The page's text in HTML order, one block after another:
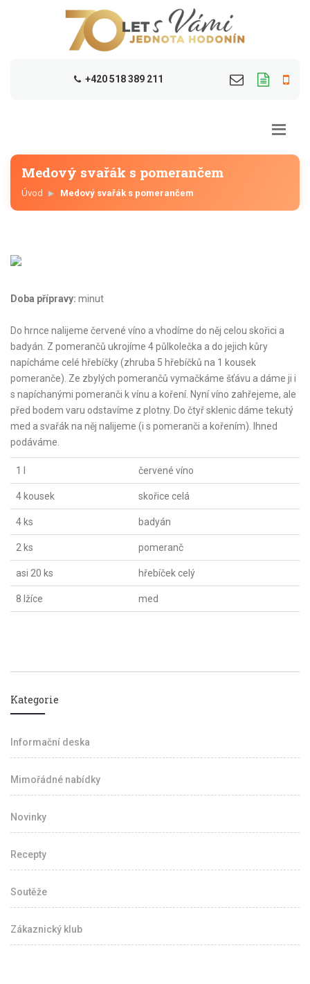
+420 518 389 211
Medový svařák s pomerančem
Úvod Medový svařák s pomerančem
Doba přípravy: minut
Do hrnce nalijeme červené víno a vhodíme do něj celou skořici a
badyán. Z pomerančů ukrojíme 4 půlkolečka a do jejich kůry
napícháme celé hřebíčky (zhruba 5 hřebíčků na 1 kousek
pomeranče). Ze zbylých pomerančů vymačkáme šťávu a dáme ji i
s napíchanými pomeranči k vínu a koření. Nyní víno zahřejeme, ale
před bodem varu odstavíme z plotny. Do čtyř sklenic dáme tekutý
med a svařák na něj nalijeme (i s pomeranči a kořením). Ihned
podáváme.
1 l červené víno
4 kousek skořice celá
4 ks badyán
2 ks pomeranč
asi 20 ks hřebíček celý
8 lžíce med
Kategorie
Informační deska
Mimořádné nabídky
Novinky
Recepty
Soutěže
Zákaznický klub